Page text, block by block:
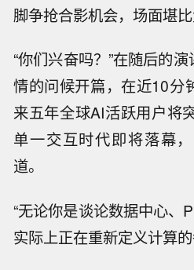
脚争抢合影机会，场面堪比
“你们兴奋吗？”在随后的
情的问候开篇，在近10分
来五年全球AI活跃用户将
单一交互时代即将落幕
道。
“无论你是谈论数据中心、
实际上正在重新定义计算